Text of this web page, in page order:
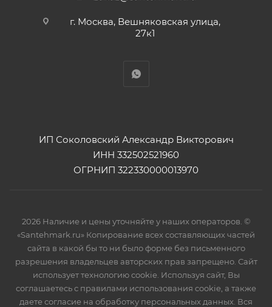
г. Москва, Вешняковская улица,
27к1
ИП Соколовский Александр Викторович
ИНН 332502521960
ОГРНИП 322330000013970
2026 Наличие и цены уточняйте у наших операторов. ©
«Santehmark.ru» Копирование всех составляющих частей
сайта в какой бы то ни было форме без письменного
разрешения владельцев авторских прав запрещено. Сайт
использует технологию cookie. Используя сайт, Вы
соглашаетесь с правилами использования cookie, а также
даете согласие на обработку персональных данных. Вся